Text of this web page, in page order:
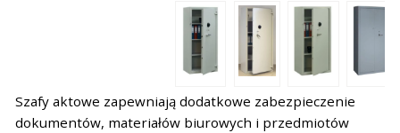
Szafy aktowe zapewniają dodatkowe zabezpieczenie
dokumentów, materiałów biurowych i przedmiotów